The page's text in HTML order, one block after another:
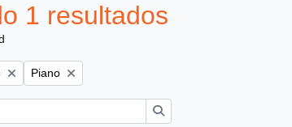
1 resultados
Remove filter:
Piano